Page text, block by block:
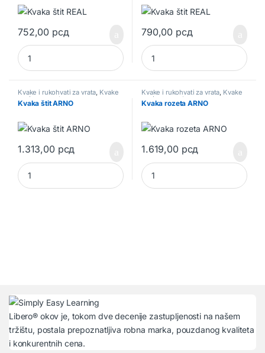
752,00 рсд
Kvaka štit REAL quantity
790,00 рсд
Kvaka štit REAL quantity
Kvake i rukohvati za vrata, Kvake
za drvena vrata
Kvaka štit ARNO
1.313,00 рсд
Kvaka štit ARNO quantity
Kvake i rukohvati za vrata, Kvake
za drvena vrata
Kvaka rozeta ARNO
1.619,00 рсд
Kvaka rozeta ARNO quantity
Libero® okov je, tokom dve decenije zastupljenosti na našem
tržištu, postala prepoznatljiva robna marka, pouzdanog kvaliteta
i konkurentnih cena.